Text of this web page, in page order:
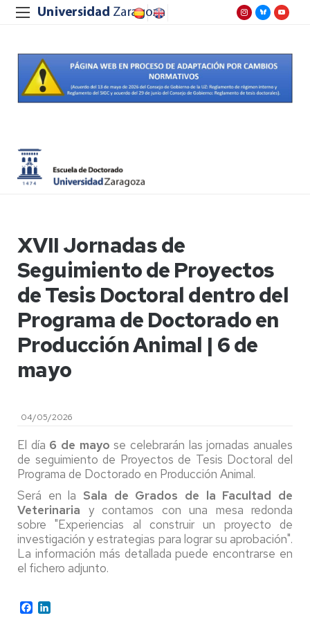
XVII Jornadas de
Seguimiento de Proyectos
de Tesis Doctoral dentro del
Programa de Doctorado en
Producción Animal | 6 de
mayo
04/05/2026
El día 6 de mayo se celebrarán las jornadas anuales
de seguimiento de Proyectos de Tesis Doctoral del
Programa de Doctorado en Producción Animal.
Será en la Sala de Grados de la Facultad de
Veterinaria y contamos con una mesa redonda
sobre "Experiencias al construir un proyecto de
investigación y estrategias para lograr su aprobación".
La información más detallada puede encontrarse en
el fichero adjunto.
Facebook